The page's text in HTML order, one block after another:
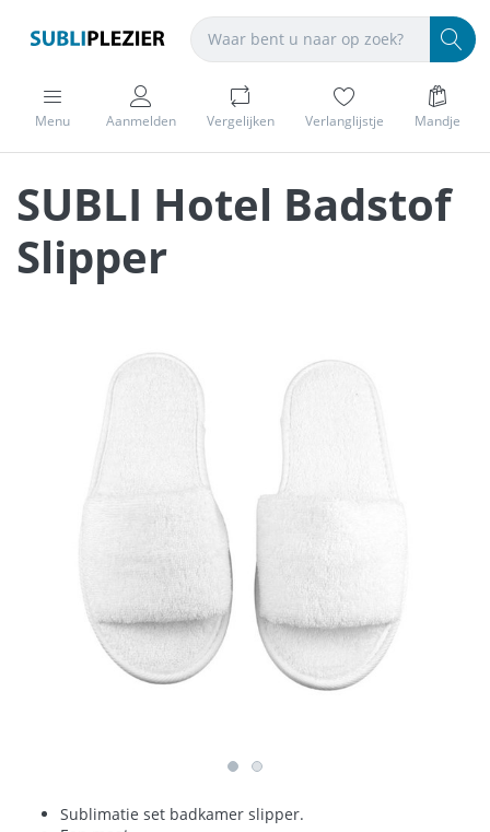
Menu Aanmelden Vergelijken Verlanglijstje Mandje
SUBLI Hotel Badstof
Slipper
Sublimatie set badkamer slipper.